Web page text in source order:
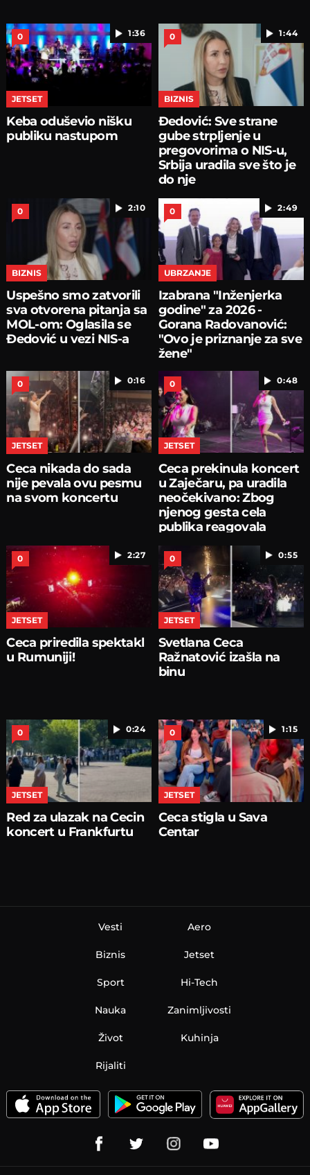
1:36
0
JETSET
Keba oduševio nišku
publiku nastupom
1:44
0
BIZNIS
Đedović: Sve strane
gube strpljenje u
pregovorima o NIS-u,
Srbija uradila sve što je
do nje
2:10
0
BIZNIS
Uspešno smo zatvorili
sva otvorena pitanja sa
MOL-om: Oglasila se
Đedović u vezi NIS-a
2:49
0
UBRZANJE
Izabrana "Inženjerka
godine" za 2026 -
Gorana Radovanović:
"Ovo je priznanje za sve
žene"
0:16
0
JETSET
Ceca nikada do sada
nije pevala ovu pesmu
na svom koncertu
0:48
0
JETSET
Ceca prekinula koncert
u Zaječaru, pa uradila
neočekivano: Zbog
njenog gesta cela
publika reagovala
2:27
0
JETSET
Ceca priredila spektakl
u Rumuniji!
0:55
0
JETSET
Svetlana Ceca
Ražnatović izašla na
binu
0:24
0
JETSET
Red za ulazak na Cecin
koncert u Frankfurtu
1:15
0
JETSET
Ceca stigla u Sava
Centar
Vesti
Biznis
Sport
Nauka
Aero
Jetset
Hi-Tech
Zanimljivosti
Život Kuhinja
Rijaliti